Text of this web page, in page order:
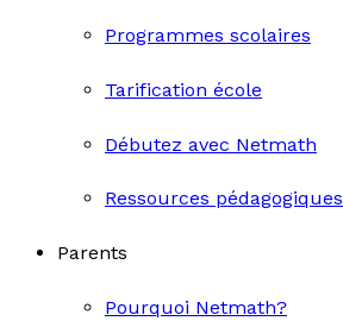
Programmes scolaires
Tarification école
Débutez avec Netmath
Ressources pédagogiques
Parents
Pourquoi Netmath?